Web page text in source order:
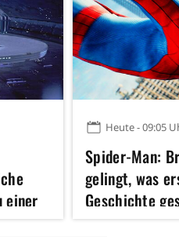
einer
Satz
Heute - 09:05
Spider-Man:
gelingt, was
Geschichte